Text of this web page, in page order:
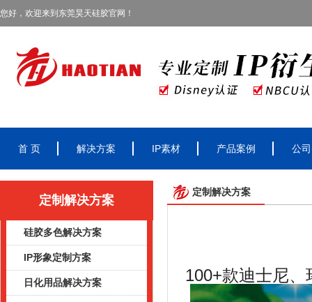
您好，欢迎来到东莞昊天硅胶官网！
首 页 解决方案 IP素材 产品案例 公
定制解决方案
硅胶多色解决方案
IP形象定制方案
日化用品解决方案
定制解决方案
100+款迪士尼、